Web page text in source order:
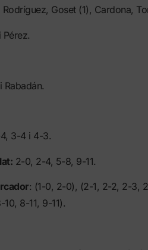
Goset (1), Cardona,
Rabadán.
3-4 i 4-3.
2-0, 2-4, 5-8, 9-11.
: (1-0, 2-0), (2-1, 2-2, 2-3,
8-11, 9-11).